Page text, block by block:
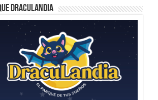
Draculandia